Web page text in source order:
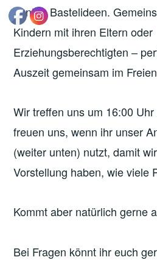
bunten Bastelideen.
Kindern mit ihren Eltern oder
Erziehungsberechtigten –
Auszeit gemeinsam im
Wir treffen uns um 16:00
freuen uns, wenn ihr unser
(weiter unten) nutzt, damit
Vorstellung haben, wie viele
Kommt aber natürlich gerne
Bei Fragen könnt ihr euch